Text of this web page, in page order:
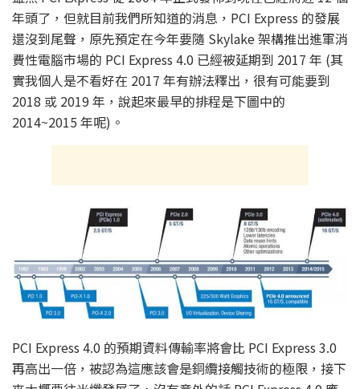
年頭了，但就目前我們所知道的消息，PCI Express 的發展
還沒到尾聲，原先預定在今年要隨 Skylake 架構推出進軍消
費性電腦市場的 PCI Express 4.0 已經被延期到 2017 年 (其
實我個人是不看好在 2017 年有辦法釋出，很有可能要到
2018 或 2019 年，說起來最早的排程是下圖中的
2014~2015 年呢)。
PCI Express 4.0 的預期資料傳輸率將會比 PCI Express 3.0
再高出一倍，被認為這應該會是銅纜接觸技術的極限，接下